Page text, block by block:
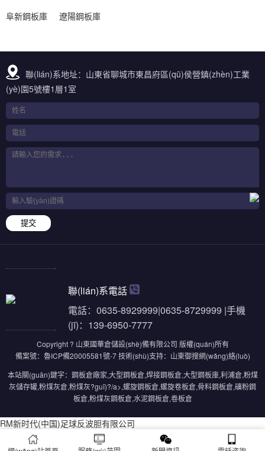
阜新鋼板庫
遼陽鋼板庫
聯(lián)系地址：山東省聊城市東昌府區(qū)侯營鎮(zhèn)工業
(yè)園5號樓1層1室
提交
聯(lián)系電話
電話：0635-8929999|0635-8729999 |手機
(jī)：139-6950-7777
Copyright ? 山東國華倉儲設(shè)備有限公司 版權(quán)所有
備案號： 魯ICP備20005581號-7技術(shù)支持： 山東御搜網(wǎng)絡(luò)
本站關(guān)鍵字： 鋼板倉廠家,大型鋼板倉,焊接鋼板倉,大型鋼板庫,利浦倉,粉煤
灰儲存罐,粉煤灰倉,粉煤灰?guī)?/a>,螺旋鋼板倉,螺旋卷板倉,骨料鋼板倉,礦粉鋼
板倉,粉煤灰鋼板倉,水泥鋼板倉,卷板倉
RM新时代(中国)足球反波胆有限公司